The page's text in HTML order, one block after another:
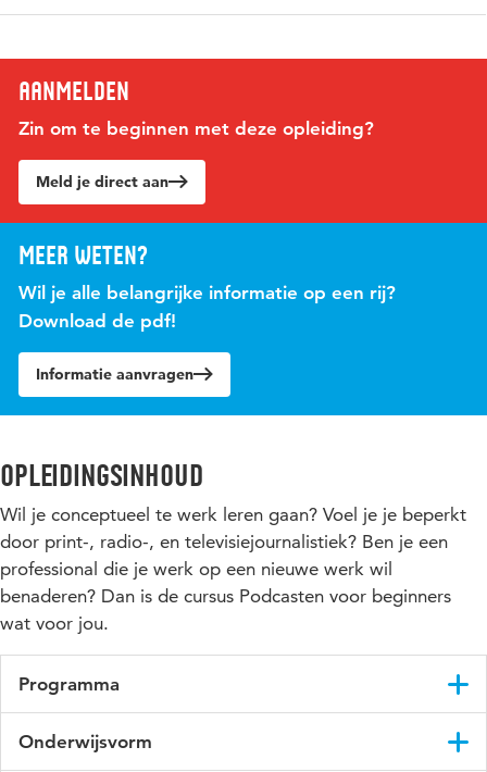
Aanmelden
Zin om te beginnen met deze opleiding?
Meld je direct aan
Meer weten?
Wil je alle belangrijke informatie op een rij?
Download de pdf!
Informatie aanvragen
Opleidingsinhoud
Wil je conceptueel te werk leren gaan? Voel je je beperkt
door print-, radio-, en televisiejournalistiek? Ben je een
professional die je werk op een nieuwe werk wil
benaderen? Dan is de cursus Podcasten voor beginners
wat voor jou.
Programma
vertaalt een goed idee zich naar een product?
Onderwijsvorm